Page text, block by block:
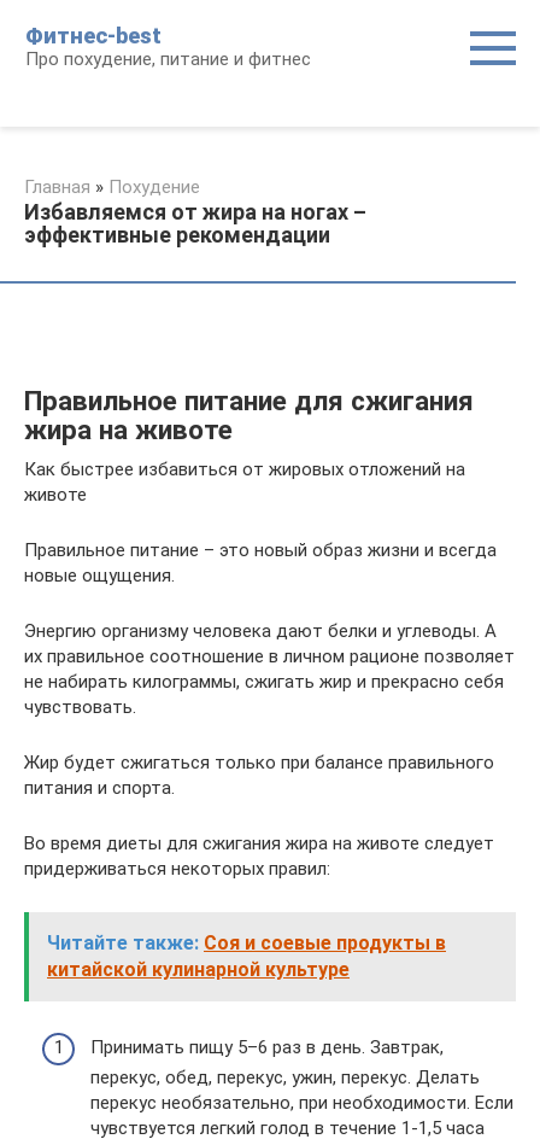
контенту
Фитнес-best
Про похудение, питание и фитнес
Главная » Похудение
Избавляемся от жира на ногах –
эффективные рекомендации
Правильное питание для сжигания
жира на животе
Как быстрее избавиться от жировых отложений на
животе
Правильное питание – это новый образ жизни и всегда
новые ощущения.
Энергию организму человека дают белки и углеводы. А
их правильное соотношение в личном рационе позволяет
не набирать килограммы, сжигать жир и прекрасно себя
чувствовать.
Жир будет сжигаться только при балансе правильного
питания и спорта.
Во время диеты для сжигания жира на животе следует
придерживаться некоторых правил:
Читайте также: Соя и соевые продукты в
китайской кулинарной культуре
Принимать пищу 5–6 раз в день. Завтрак,
перекус, обед, перекус, ужин, перекус. Делать
перекус необязательно, при необходимости. Если
чувствуется легкий голод в течение 1-1,5 часа